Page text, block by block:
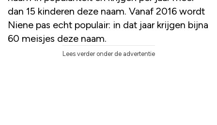
dan 15 kinderen deze naam. Vanaf 2016 wordt
Niene pas echt populair: in dat jaar krijgen bijna
60 meisjes deze naam.
Lees verder onder de advertentie